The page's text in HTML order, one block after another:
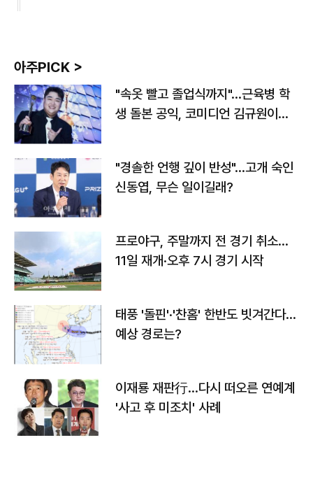
아주PICK >
"속옷 빨고 졸업식까지"…근육병 학
생 돌본 공익, 코미디언 김규원이었
"경솔한 언행 깊이 반성"…고개 숙인
신동엽, 무슨 일이길래?
프로야구, 주말까지 전 경기 취소…
11일 재개·오후 7시 경기 시작
태풍 '돌핀'·'찬홈' 한반도 빗겨간다…
예상 경로는?
이재룡 재판行…다시 떠오른 연예계
'사고 후 미조치' 사례